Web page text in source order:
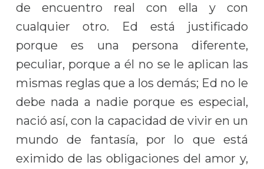
de encuentro real con ella y con
cualquier otro. Ed está justificado
porque es una persona diferente,
peculiar, porque a él no se le aplican las
mismas reglas que a los demás; Ed no le
debe nada a nadie porque es especial,
nació así, con la capacidad de vivir en un
mundo de fantasía, por lo que está
eximido de las obligaciones del amor y,